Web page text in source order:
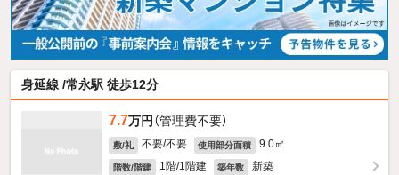
身延線 /常永駅 徒歩12分
7.7万円 （管理費不要）
敷/礼 不要/不要 使用部分面積 9.0㎡
階数/階建 1階/1階建 築年数 新築